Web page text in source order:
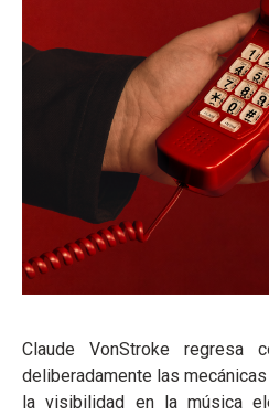
Claude VonStroke regresa
deliberadamente las
la visibilidad en la música